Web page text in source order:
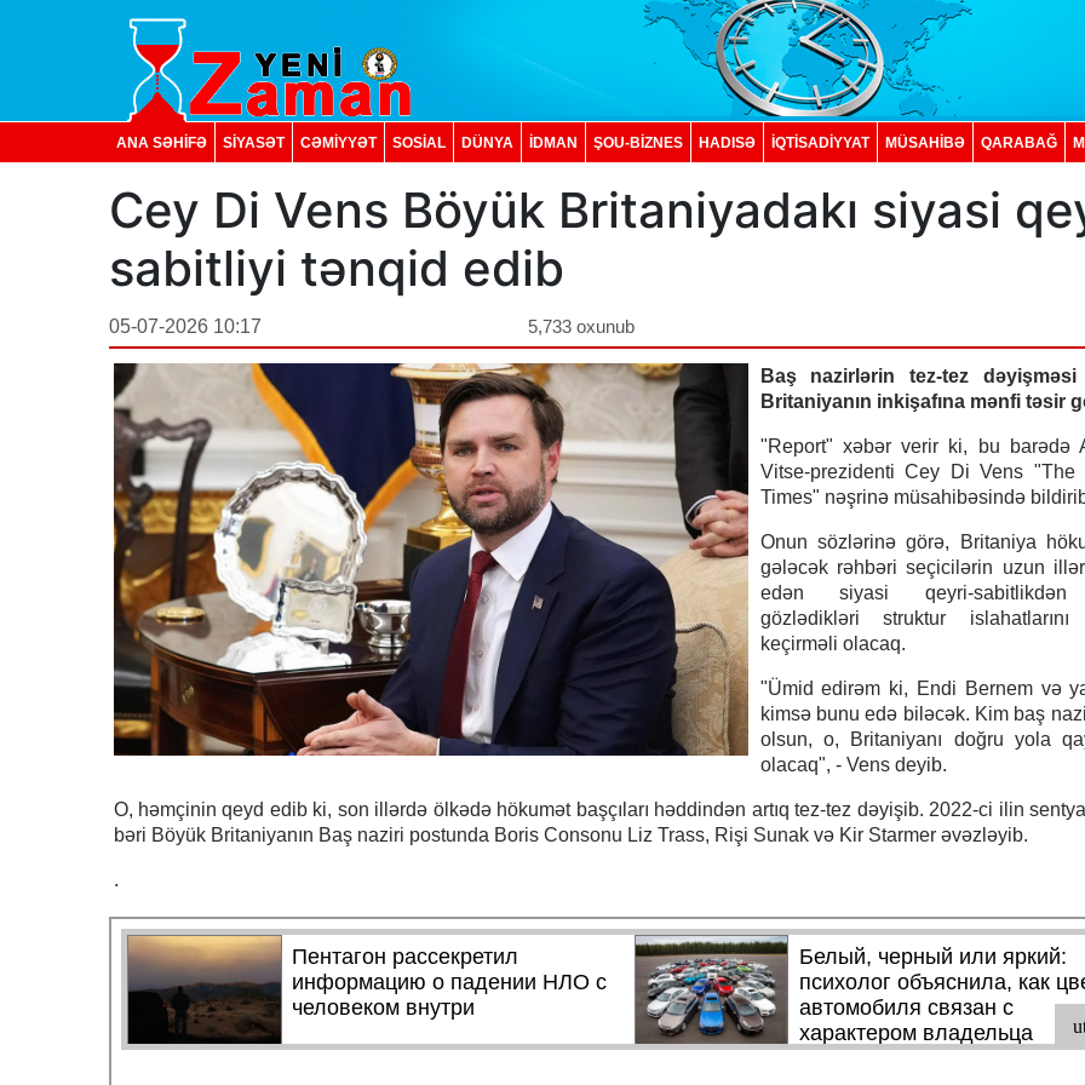
ANA SƏHİFƏ SİYASƏT CƏMİYYƏT SOSIAL DÜNYA İDMAN ŞOU-BİZNES HADISƏ İQTISADIYYAT MÜSAHİBƏ QARABAĞ
Cey Di Vens Böyük Britaniyadakı siyasi
sabitliyi tənqid edib
05-07-2026 10:17 5,733 oxunub
Baş nazirlərin tez-tez
Britaniyanın inkişafına mənfi təsir
"Report" xəbər verir ki, bu barədə
Vitse-prezidenti Cey Di Vens "The
Times" nəşrinə müsahibəsində
Onun sözlərinə görə, Britaniya
gələcək rəhbəri seçicilərin uzun
edən siyasi qeyri-sabitlikdən
gözlədikləri struktur islahatlarını
keçirməli olacaq.
"Ümid edirəm ki, Endi Bernem və
kimsə bunu edə biləcək. Kim baş
olsun, o, Britaniyanı doğru yola
olacaq", - Vens deyib.
O, həmçinin qeyd edib ki, son illərdə ölkədə hökumət başçıları həddindən artıq tez-tez dəyişib. 2022-ci ilin
bəri Böyük Britaniyanın Baş naziri postunda Boris Consonu Liz Trass, Rişi Sunak və Kir Starmer əvəzləyib.
.